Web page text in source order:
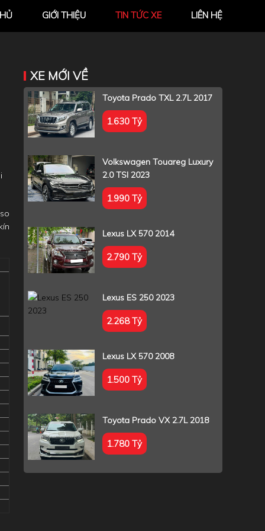
GIỚI THIỆU TIN TỨC XE LIÊN HỆ
XE MỚI VỀ
Toyota Prado TXL 2.7L 2017
1.630 Tỷ
Volkswagen Touareg Luxury
2.0 TSI 2023
1.990 Tỷ
Lexus LX 570 2014
2.790 Tỷ
Lexus ES 250 2023
2.268 Tỷ
Lexus LX 570 2008
1.500 Tỷ
Toyota Prado VX 2.7L 2018
1.780 Tỷ